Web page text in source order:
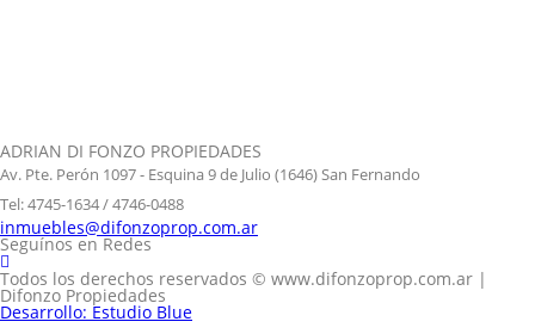
ADRIAN DI FONZO PROPIEDADES
Av. Pte. Perón 1097 - Esquina 9 de Julio (1646) San Fernando
Tel: 4745-1634 / 4746-0488
inmuebles@difonzoprop.com.ar
Seguínos en Redes
Todos los derechos reservados © www.difonzoprop.com.ar |
Difonzo Propiedades
Desarrollo: Estudio Blue